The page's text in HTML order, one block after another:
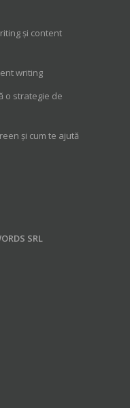
și content
writing
o strategie de
și cum te ajută
SRL